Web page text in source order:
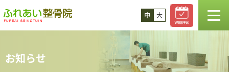
中 大
お知らせ